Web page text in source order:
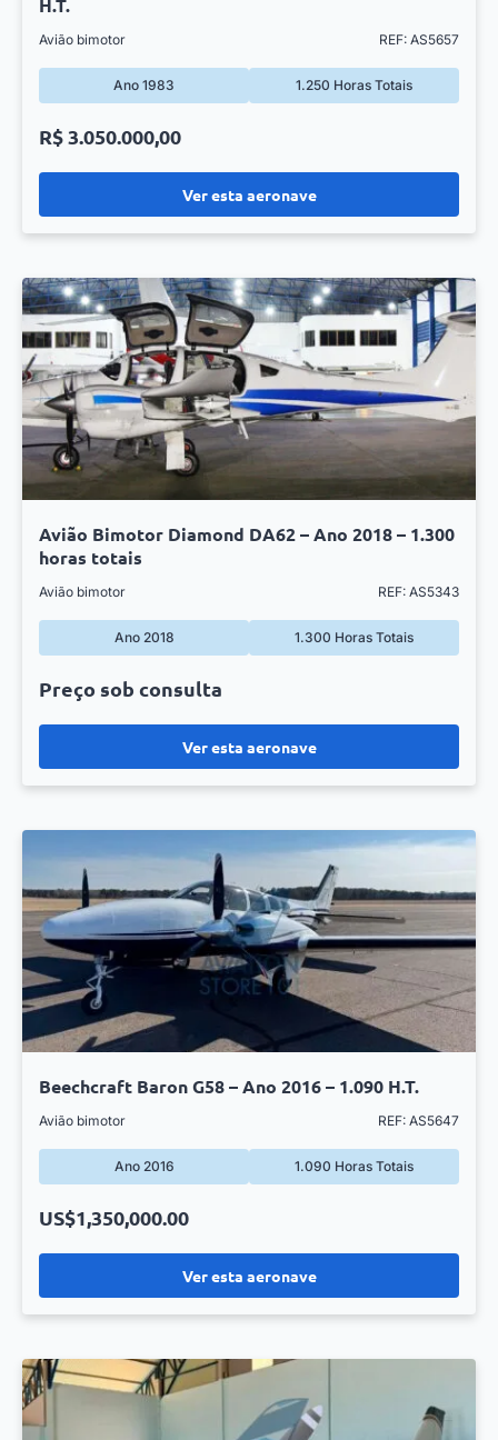
H.T.
Avião bimotor REF: AS5657
Ano 1983 1.250 Horas Totais
Ver esta aeronave
R$ 3.050.000,00
Avião Bimotor Diamond DA62 – Ano 2018 – 1.300
horas totais
Avião bimotor REF: AS5343
Ano 2018 1.300 Horas Totais
Ver esta aeronave
Preço sob consulta
Beechcraft Baron G58 – Ano 2016 – 1.090 H.T.
Avião bimotor REF: AS5647
Ano 2016 1.090 Horas Totais
Ver esta aeronave
US$1,350,000.00